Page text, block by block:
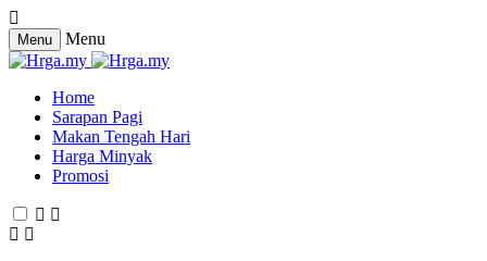
Menu Menu
Home
Sarapan Pagi
Makan Tengah Hari
Harga Minyak
Promosi